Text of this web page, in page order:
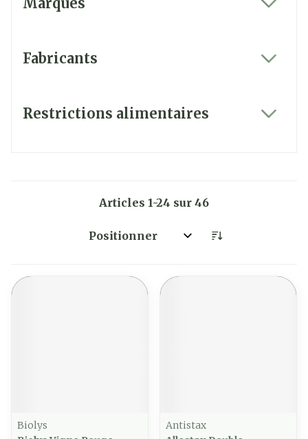
Fabricants
Restrictions alimentaires
Articles 1-24 sur 46
Trier par:
Biolys
Antistax